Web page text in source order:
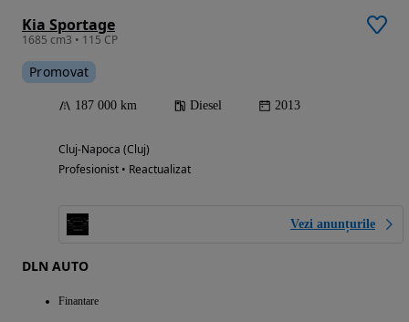
Kia Sportage
1685 cm3 • 115 CP
Promovat
187 000 km Diesel 2013
Cluj-Napoca (Cluj)
Profesionist • Reactualizat
Vezi anunțurile
DLN AUTO
Finantare